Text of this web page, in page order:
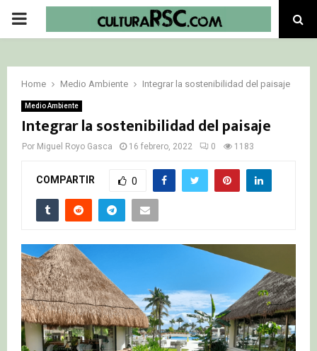
PRIMARY
Home Medio Ambiente Integrar la sostenibilidad del paisaje
Medio Ambiente
Integrar la sostenibilidad del paisaje
Por Miguel Royo Gasca 16 febrero, 2022 0 1183
COMPARTIR 0